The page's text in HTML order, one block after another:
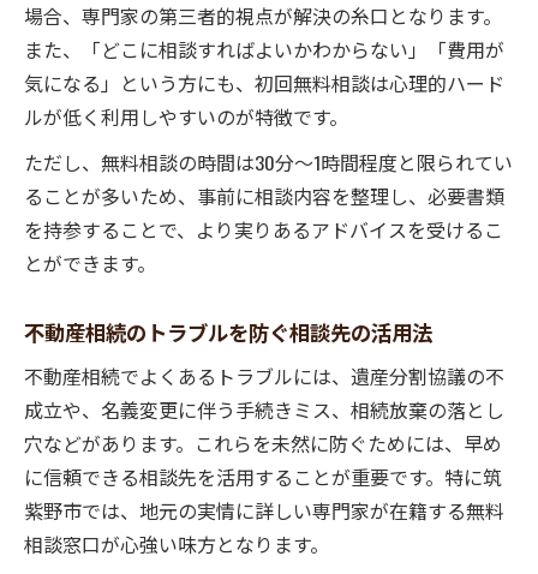
場合、専門家の第三者的視点が解決の糸口となります。
また、「どこに相談すればよいかわからない」「費用が
気になる」という方にも、初回無料相談は心理的ハード
ルが低く利用しやすいのが特徴です。
ただし、無料相談の時間は30分〜1時間程度と限られてい
ることが多いため、事前に相談内容を整理し、必要書類
を持参することで、より実りあるアドバイスを受けるこ
とができます。
不動産相続のトラブルを防ぐ相談先の活用法
不動産相続でよくあるトラブルには、遺産分割協議の不
成立や、名義変更に伴う手続きミス、相続放棄の落とし
穴などがあります。これらを未然に防ぐためには、早め
に信頼できる相談先を活用することが重要です。特に筑
紫野市では、地元の実情に詳しい専門家が在籍する無料
相談窓口が心強い味方となります。